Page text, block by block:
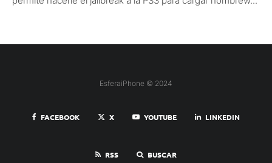
EsferaiPhone © 2024
FACEBOOK X YOUTUBE LINKEDIN
RSS BUSCAR